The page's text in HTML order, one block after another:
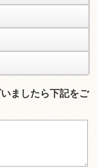
ましたら下記をご